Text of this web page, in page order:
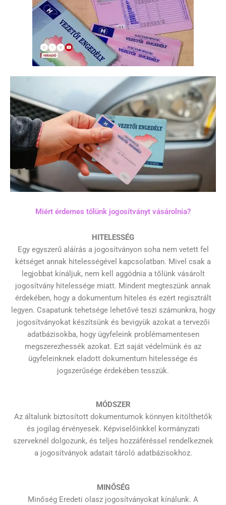
Miért érdemes tőlünk jogosítványt vásárolnia?
HITELESSÉG
Egy egyszerű aláírás a jogosítványon soha nem vetett fel
kétséget annak hitelességével kapcsolatban. Mivel csak a
legjobbat kínáljuk, nem kell aggódnia a tőlünk vásárolt
jogosítvány hitelessége miatt. Mindent megteszünk annak
érdekében, hogy a dokumentum hiteles és ezért regisztrált
legyen. Csapatunk tehetsége lehetővé teszi számunkra, hogy
jogosítványokat készítsünk és bevigyük azokat a tervezői
adatbázisokba, hogy ügyfeleink problémamentesen
megszerezhessék azokat. Ezt saját védelmünk és az
ügyfeleinknek eladott dokumentum hitelessége és
jogszerűsége érdekében tesszük.
MÓDSZER
Az általunk biztosított dokumentumok könnyen kitölthetők
és jogilag érvényesek. Képviselőinkkel kormányzati
szerveknél dolgozunk, és teljes hozzáféréssel rendelkeznek
a jogosítványok adatait tároló adatbázisokhoz.
MINŐSÉG
Minőség Eredeti olasz jogosítványokat kínálunk. A